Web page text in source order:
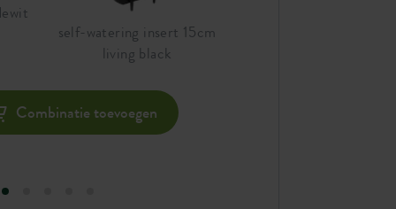
self-watering insert 15cm
living black
Combinatie toevoegen